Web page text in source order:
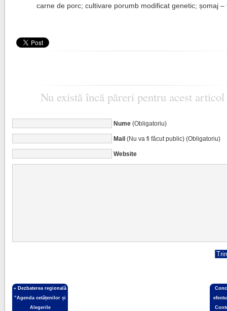
carne de porc; cultivare porumb modificat genetic; șomaj –
Nu există încă păreri pentru acest articol
Nume(Obligatoriu)
Mail(Nu va fi făcut public) (Obligatoriu)
Website
« Dezbaterea regională
”Agenda cetățenilor și
Alegerile